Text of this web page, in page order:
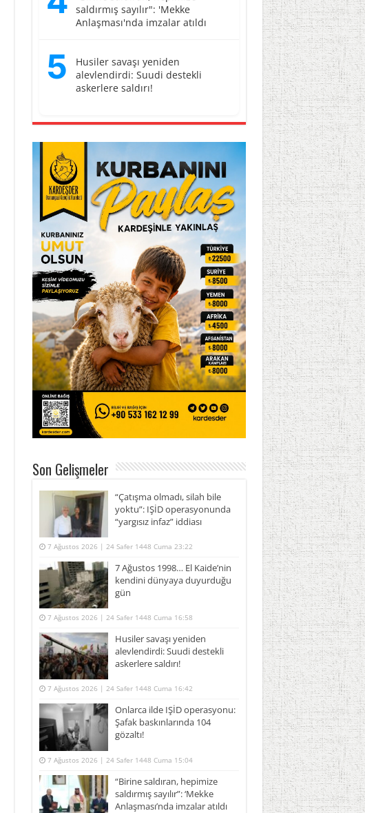
saldırmış sayılır": 'Mekke
Anlaşması'nda imzalar atıldı
5
Husiler savaşı yeniden
alevlendirdi: Suudi destekli
askerlere saldırı!
Son Gelişmeler
“Çatışma olmadı, silah bile
yoktu”: IŞİD operasyonunda
“yargısız infaz” iddiası
7 Ağustos 2026 | 24 Safer 1448 Cuma 23:22
7 Ağustos 1998… El Kaide’nin
kendini dünyaya duyurduğu
gün
7 Ağustos 2026 | 24 Safer 1448 Cuma 16:58
Husiler savaşı yeniden
alevlendirdi: Suudi destekli
askerlere saldırı!
7 Ağustos 2026 | 24 Safer 1448 Cuma 16:42
Onlarca ilde IŞİD operasyonu:
Şafak baskınlarında 104
gözaltı!
7 Ağustos 2026 | 24 Safer 1448 Cuma 15:04
“Birine saldıran, hepimize
saldırmış sayılır”: ‘Mekke
Anlaşması’nda imzalar atıldı